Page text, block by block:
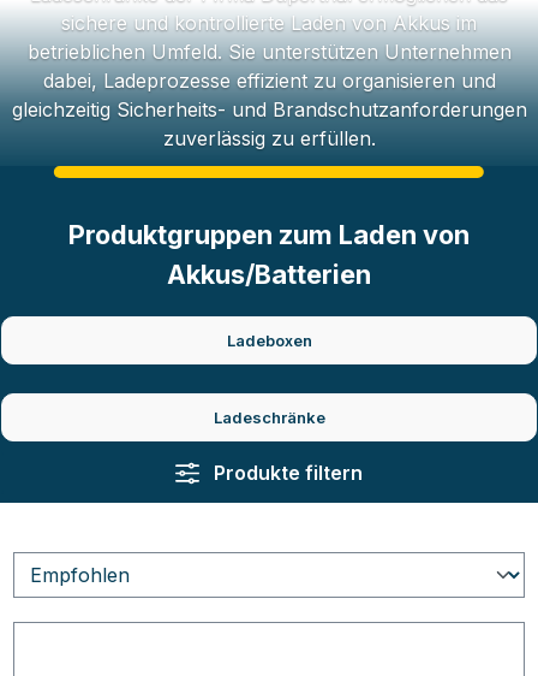
sichere und kontrollierte Laden von Akkus im
betrieblichen Umfeld. Sie unterstützen Unternehmen
dabei, Ladeprozesse effizient zu organisieren und
gleichzeitig Sicherheits- und Brandschutzanforderungen
zuverlässig zu erfüllen.
Produktgruppen zum Laden von
Akkus/Batterien
Ladeboxen
Ladeschränke
Produkte filtern